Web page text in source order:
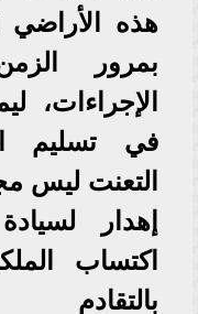
هذه الأراضي
بمرور
الإجراءات،
في تسليم
التعنت ليس
إهدار
اكتساب
بالتقادم